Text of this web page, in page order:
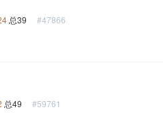
总39 #47866
总49 #59761